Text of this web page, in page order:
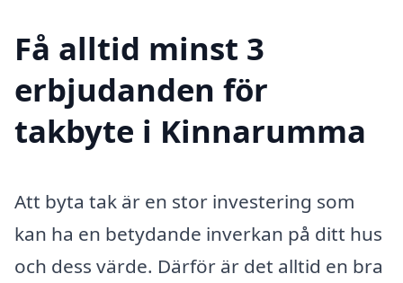
Få alltid minst 3
erbjudanden för
takbyte i Kinnarumma
Att byta tak är en stor investering som
kan ha en betydande inverkan på ditt hus
och dess värde. Därför är det alltid en bra